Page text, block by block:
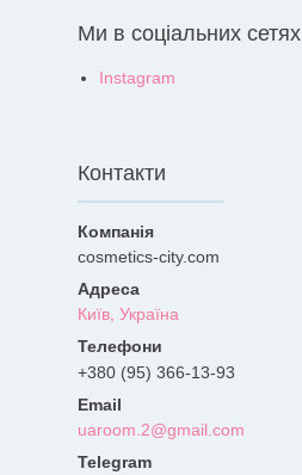
Ми в соціальних сетях
Instagram
Контакти
cosmetics-city.com
Київ, Україна
+380 (95) 366-13-93
uaroom.2@gmail.com